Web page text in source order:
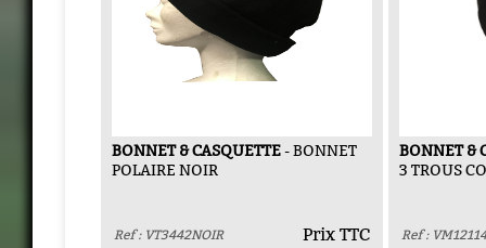
BONNET & CASQUETTE- BONNET
POLAIRE NOIR
Ref : VT3442NOIR Prix TTC
BONNET &
3 TROUS
Ref :